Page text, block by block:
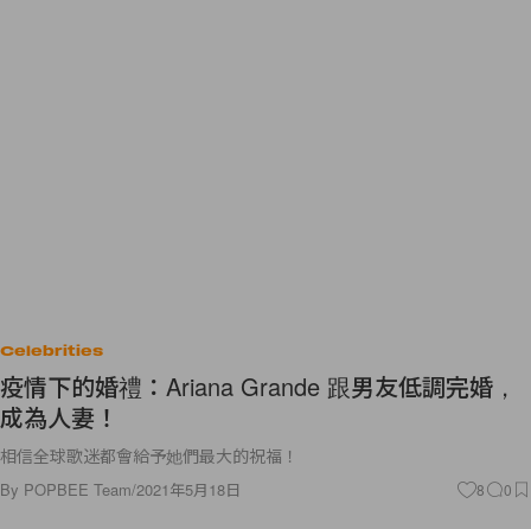
Celebrities
疫情下的婚禮：Ariana Grande 跟男友低調完婚，
成為人妻！
相信全球歌迷都會給予她們最大的祝福！
By POPBEE Team/2021年5月18日 8 0